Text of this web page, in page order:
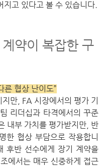
지고 있다고 볼 수 있습니다.
약이 복잡한 구
른 협상 난이도”
만, FA 시장에서의 평가 기
리더십과 타격에서의 꾸준
내부 가치를 평가받지만, 반
한 협상 부담으로 작용합니
후반 선수에게 장기 계약을
에서는 매우 신중하게 접근